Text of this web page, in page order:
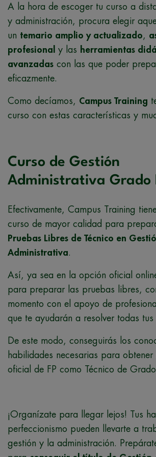
A la hora de escoger tu curso a
y administración, procura elegir
un temario amplio y actualizado,
profesional
y las herramientas
avanzadas con las que poder
eficazmente.
Como decíamos, Campus Training
curso con estas características y
Curso de Gestión
Administrativa Grado
Efectivamente, Campus Training
curso de mayor calidad para
Pruebas Libres de Técnico en
Administrativa.
Así, ya sea en la opción oficial
para preparar las pruebas libres,
momento con el apoyo de
que te ayudarán a resolver todas tus
De este modo, conseguirás los
habilidades necesarias para obtener
oficial de FP como Técnico de
¡Organízate para llegar lejos! Tus
perfeccionismo pueden llevarte a
gestión y la administración.